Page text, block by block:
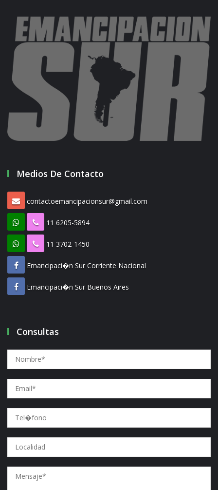
Medios De Contacto
contactoemancipacionsur@gmail.com
11 6205-5894
11 3702-1450
Emancipaci�n Sur Corriente Nacional
Emancipaci�n Sur Buenos Aires
Consultas